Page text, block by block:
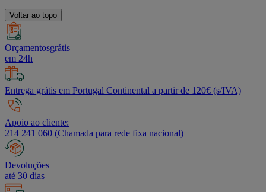
Voltar ao topo
Orçamentosgrátis
em 24h
Entrega grátis em Portugal Continental a partir de 120€ (s/IVA)
Apoio ao cliente:
214 241 060 (Chamada para rede fixa nacional)
Devoluções
até 30 dias